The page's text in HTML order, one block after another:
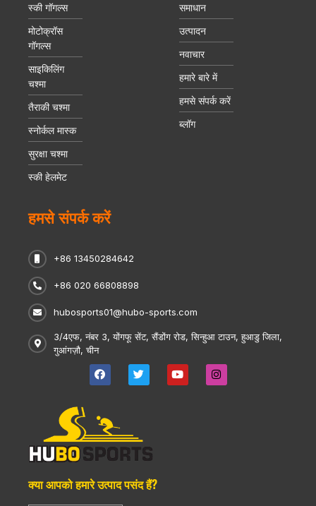
स्की गॉगल्स
मोटोक्रॉस
गॉगल्स
साइकिलिंग
चश्मा
तैराकी चश्मा
स्नोर्कल मास्क
सुरक्षा चश्मा
स्की हेलमेट
समाधान
उत्पादन
नवाचार
हमारे बारे में
हमसे संपर्क करें
ब्लॉग
हमसे संपर्क करें
+86 13450284642
+86 020 66808898
hubosports01@hubo-sports.com
3/4एफ, नंबर 3, योंगफू सेंट, सैंडोंग रोड, सिन्हुआ टाउन, हुआडु जिला,
गुआंगज़ौ, चीन
क्या आपको हमारे उत्पाद पसंद हैं?